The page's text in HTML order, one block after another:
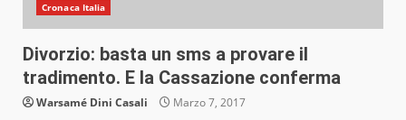
Cronaca Italia
Divorzio: basta un sms a provare il
tradimento. E la Cassazione conferma
Warsamé Dini Casali Marzo 7, 2017